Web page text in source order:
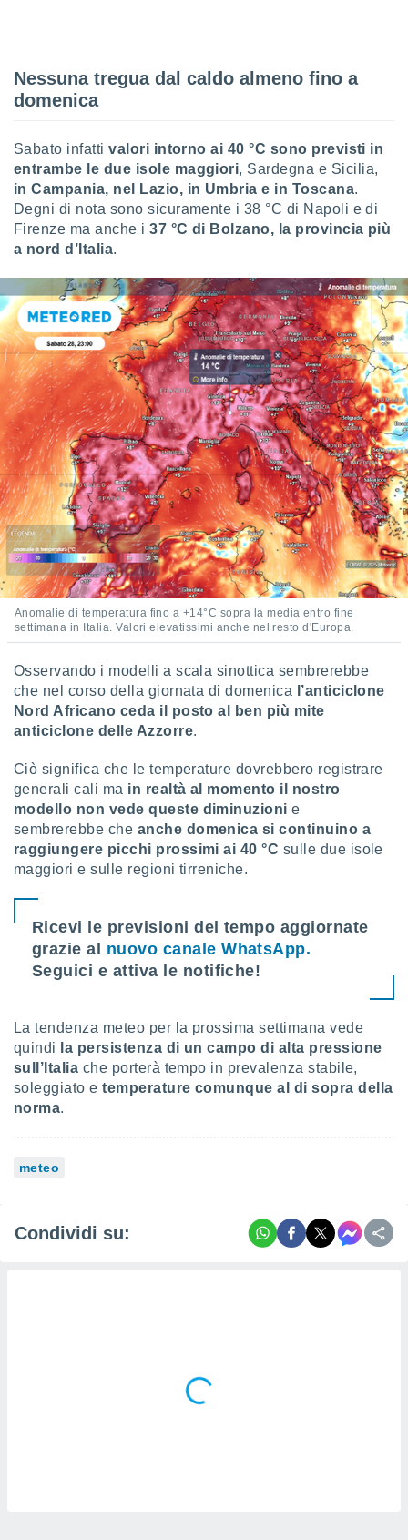
la
delle
dei
e degli
nostri
Nessuna tregua dal caldo almeno fino a
domenica
Sabato infattivalori intorno ai 40 °C sono previsti in
entrambe le due isole maggiori, Sardegna e Sicilia,
in Campania, nel Lazio, in Umbria e in Toscana.
Degni di nota sono sicuramente i 38 °C di Napoli e di
Firenze ma anche i37 °C di Bolzano, la provincia più
a nord d’Italia.
Anomalie di temperatura fino a +14°C sopra la media entro fine
settimana in Italia. Valori elevatissimi anche nel resto d'Europa.
Osservando i modelli a scala sinottica sembrerebbe
che nel corso della giornata di domenica
l’anticiclone
Nord Africano ceda il posto al ben più mite
anticiclone delle Azzorre.
Ciò significa che le temperature dovrebbero registrare
generali cali ma in realtà al momento il nostro
modello non vede queste diminuzioni e
sembrerebbe che anche domenica si continuino a
raggiungere picchi prossimi ai 40 °C sulle due isole
maggiori e sulle regioni tirreniche.
Ricevi le previsioni del tempo aggiornate
grazie al nuovo canale WhatsApp.
Seguici e attiva le notifiche!
La tendenza meteo per la prossima settimana vede
quindi
la persistenza di un campo di alta pressione
sull’Italia che porterà tempo in prevalenza stabile,
soleggiato etemperature comunque al di sopra della
norma.
meteo
Condividi su: